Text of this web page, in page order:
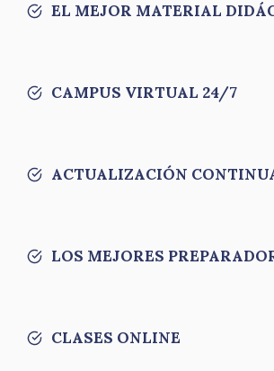
EL MEJOR MATERIAL
CAMPUS VIRTUAL 24/7
ACTUALIZACIÓN
LOS MEJORES
CLASES ONLINE